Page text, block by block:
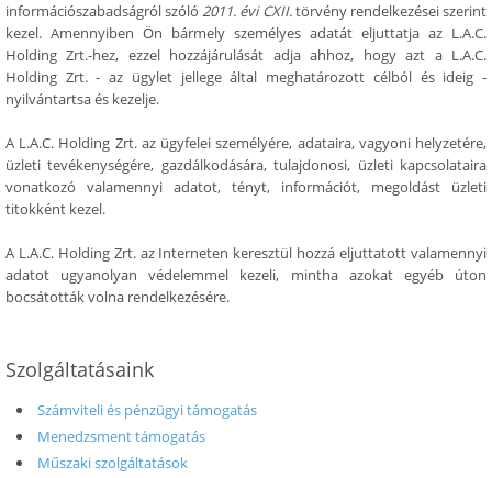
információszabadságról szóló2011. évi CXII.törvény rendelkezései szerint
kezel. Amennyiben Ön bármely személyes adatát eljuttatja az L.A.C.
Holding Zrt.-hez, ezzel hozzájárulását adja ahhoz, hogy azt a L.A.C.
Holding Zrt. - az ügylet jellege által meghatározott célból és ideig -
nyilvántartsa és kezelje.
A L.A.C. Holding Zrt. az ügyfelei személyére, adataira, vagyoni helyzetére,
üzleti tevékenységére, gazdálkodására, tulajdonosi, üzleti kapcsolataira
vonatkozó valamennyi adatot, tényt, információt, megoldást üzleti
titokként kezel.
A L.A.C. Holding Zrt. az Interneten keresztül hozzá eljuttatott valamennyi
adatot ugyanolyan védelemmel kezeli, mintha azokat egyéb úton
bocsátották volna rendelkezésére.
Szolgáltatásaink
Számviteli és pénzügyi támogatás
Menedzsment támogatás
Műszaki szolgáltatások